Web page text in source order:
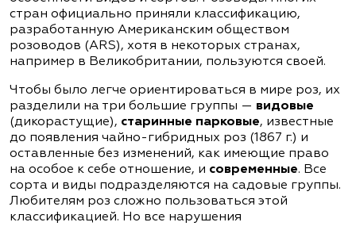
стран официально приняли классификацию,
разработанную Американским обществом
розоводов (ARS), хотя в некоторых странах,
например в Великобритании, пользуются своей.
Чтобы было легче ориентироваться в мире роз, их
разделили на три большие группы — видовые
(дикорастущие), старинные парковые, известные
до появления чайно-гибридных роз (1867 г.) и
оставленные без изменений, как имеющие право
на особое к себе отношение, и современные. Все
сорта и виды подразделяются на садовые группы.
Любителям роз сложно пользоваться этой
классификацией. Но все нарушения